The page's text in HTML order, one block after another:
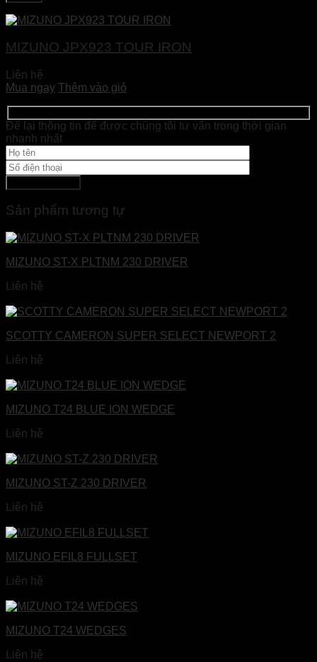
MIZUNO JPX923 TOUR IRON
Liên hệ
Mua ngay Thêm vào giỏ
Để lại thông tin để được chúng tôi tư vấn trong thời gian
nhanh nhất
Sản phẩm tương tự
MIZUNO ST-X PLTNM 230 DRIVER
Liên hệ
SCOTTY CAMERON SUPER SELECT NEWPORT 2
Liên hệ
MIZUNO T24 BLUE ION WEDGE
Liên hệ
MIZUNO ST-Z 230 DRIVER
Liên hệ
MIZUNO EFIL8 FULLSET
Liên hệ
MIZUNO T24 WEDGES
Liên hệ